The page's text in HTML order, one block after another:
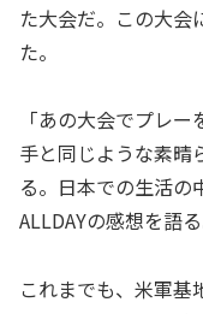
た大会だ。この大会
た。
「あの大会でプレ
手と同じような素晴
る。日本での生活の
ALLDAYの感想を語る
これまでも、米軍基